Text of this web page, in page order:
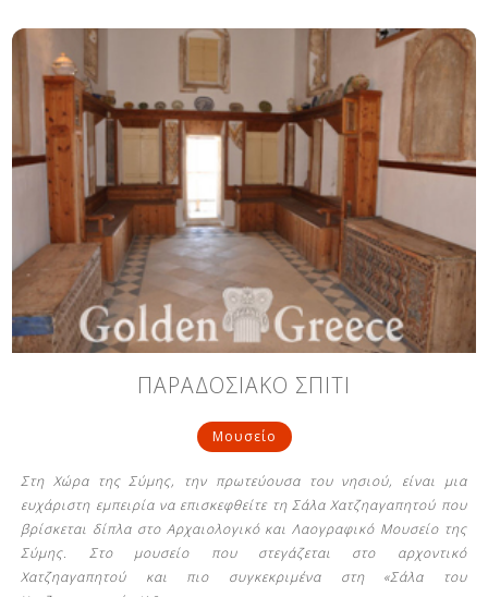
ΠΑΡΑΔΟΣΙΑΚΟ ΣΠΙΤΙ
Μουσείο
Στη Χώρα της Σύμης, την πρωτεύουσα του νησιού, είναι μια
ευχάριστη εμπειρία να επισκεφθείτε τη Σάλα Χατζηαγαπητού που
βρίσκεται δίπλα στο Αρχαιολογικό και Λαογραφικό Μουσείο της
Σύμης. Στο μουσείο που στεγάζεται στο αρχοντικό
Χατζηαγαπητού και πιο συγκεκριμένα στη «Σάλα του